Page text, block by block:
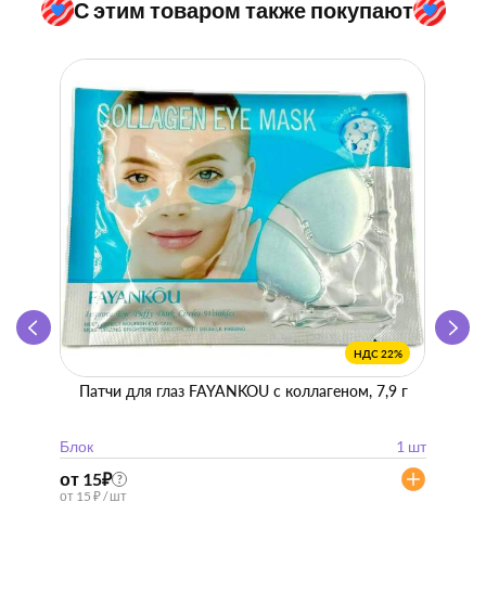
С этим товаром также покупают
НДС 22%
Патчи для глаз FAYANKOU с коллагеном, 7,9 г
Блок 1 шт
от 15₽ ?
от 15 ₽ / шт